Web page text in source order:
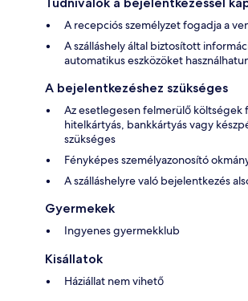
A recepciós személyzet fogadja a
A szálláshely által biztosított
automatikus eszközöket
A bejelentkezéshez szükséges
Az esetlegesen felmerülő költségek
hitelkártyás, bankkártyás vagy
szükséges
Fényképes személyazonosító
A szálláshelyre való bejelentkezés
Gyermekek
Ingyenes gyermekklub
Kisállatok
Háziállat nem vihető